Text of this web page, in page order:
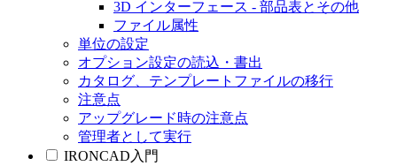
3D インターフェース - 部品表とその他
ファイル属性
単位の設定
オプション設定の読込・書出
カタログ、テンプレートファイルの移行
注意点
アップグレード時の注意点
管理者として実行
IRONCAD入門